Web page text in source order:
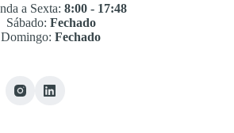
a Sexta:8:00 - 17:48
Sábado: Fechado
Domingo:Fechado